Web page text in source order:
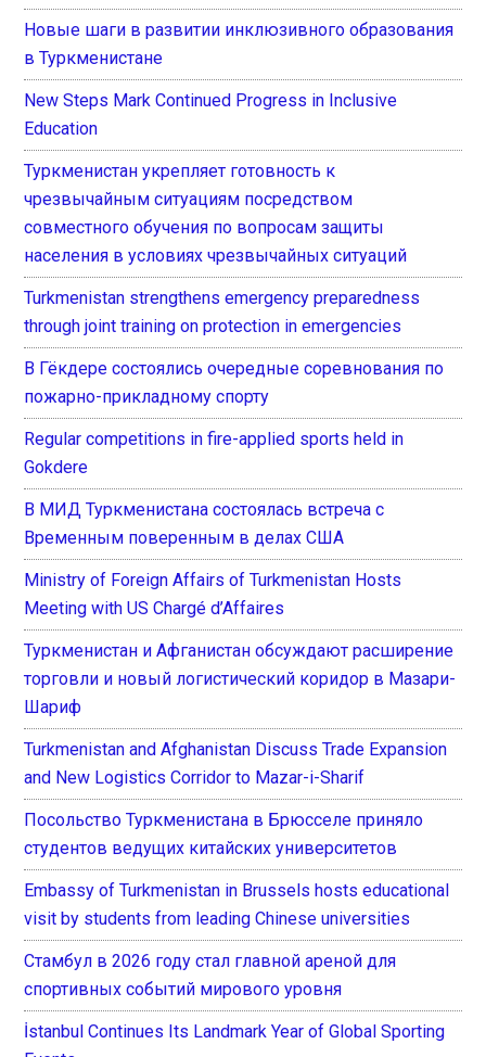
Новые шаги в развитии инклюзивного образования
в Туркменистане
New Steps Mark Continued Progress in Inclusive
Education
Туркменистан укрепляет готовность к
чрезвычайным ситуациям посредством
совместного обучения по вопросам защиты
населения в условиях чрезвычайных ситуаций
Turkmenistan strengthens emergency preparedness
through joint training on protection in emergencies
В Гёкдере состоялись очередные соревнования по
пожарно-прикладному спорту
Regular competitions in fire-applied sports held in
Gokdere
В МИД Туркменистана состоялась встреча с
Временным поверенным в делах США
Ministry of Foreign Affairs of Turkmenistan Hosts
Meeting with US Chargé d’Affaires
Туркменистан и Афганистан обсуждают расширение
торговли и новый логистический коридор в Мазари-
Шариф
Turkmenistan and Afghanistan Discuss Trade Expansion
and New Logistics Corridor to Mazar-i-Sharif
Посольство Туркменистана в Брюсселе приняло
студентов ведущих китайских университетов
Embassy of Turkmenistan in Brussels hosts educational
visit by students from leading Chinese universities
Стамбул в 2026 году стал главной ареной для
спортивных событий мирового уровня
İstanbul Continues Its Landmark Year of Global Sporting